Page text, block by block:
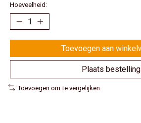
Hoeveelheid:
Toevoegen aan
Plaats bestelling
Toevoegen om te vergelijken